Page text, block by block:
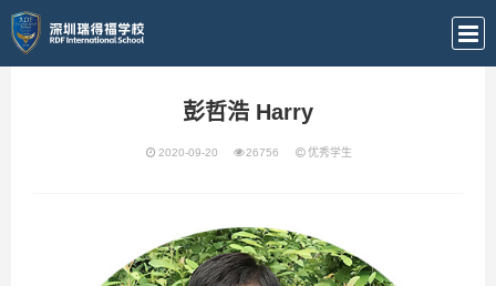
彭哲浩 Harry
2020-09-20 26756 优秀学生